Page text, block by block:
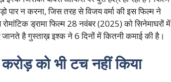
न करना, जिस तरह से विजय वर्मा की इस फिल्म ने
रोमांटिक ड्रामा फिल्म 28 नवंबर (2025) को सिनेमाघरों में
है गुस्ताख़ इश्क ने 6 दिनों में कितनी कमाई की है।
को भी टच नहीं किया